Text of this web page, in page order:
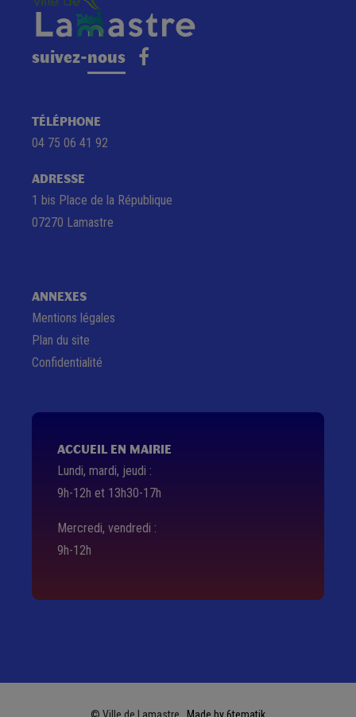
suivez-nous
TÉLÉPHONE
04 75 06 41 92
ADRESSE
1 bis Place de la République
07270 Lamastre
ANNEXES
Mentions légales
Plan du site
Confidentialité
ACCUEIL EN MAIRIE
Lundi, mardi, jeudi :
9h-12h et 13h30-17h
Mercredi, vendredi :
9h-12h